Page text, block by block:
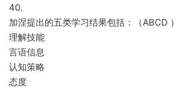
40.
加涅提出的五类学习结果包括：（ABCD ）
理解技能
言语信息
认知策略
态度